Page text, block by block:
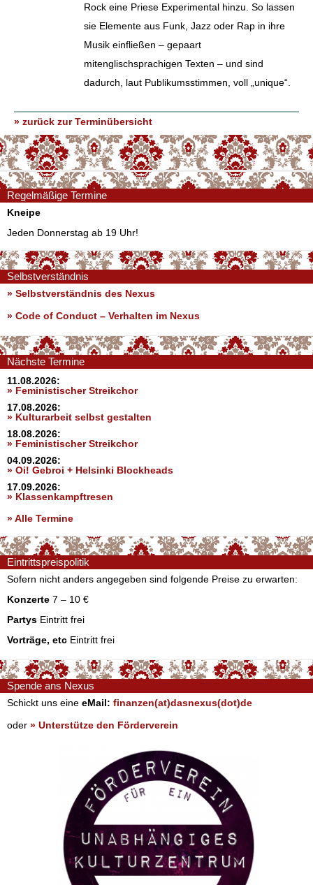
Rock eine Priese Experimental hinzu. So lassen
sie Elemente aus Funk, Jazz oder Rap in ihre
Musik einfließen – gepaart
mitenglischsprachigen Texten – und sind
dadurch, laut Publikumsstimmen, voll „unique“.
» zurück zur Terminübersicht
Regelmäßige Termine
Kneipe
Jeden Donnerstag ab 19 Uhr!
Selbstverständnis
» Selbstverständnis des Nexus
» Code of Conduct – Verhalten im Nexus
Nächste Termine
11.08.2026:
» Feministischer Streikchor
17.08.2026:
» Kulturarbeit selbst gestalten
18.08.2026:
» Feministischer Streikchor
04.09.2026:
» Oi! Gebroi + Helsinki Blockheads
17.09.2026:
» Klassenkampftresen
» Alle Termine
Eintrittspreispolitik
Sofern nicht anders angegeben sind folgende Preise zu erwarten:
Konzerte 7 – 10 €
Partys Eintritt frei
Vorträge, etc Eintritt frei
Spende ans Nexus
Schickt uns eine eMail: finanzen(at)dasnexus(dot)de
oder » Unterstütze den Förderverein